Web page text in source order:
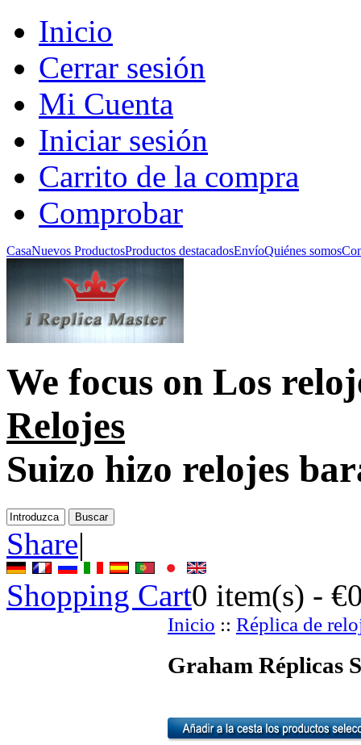
Inicio
Cerrar sesión
Mi Cuenta
Iniciar sesión
Carrito de la compra
Comprobar
CasaNuevos ProductosProductos destacadosEnvíoQuiénes somos
We focus on Los
Relojes
Suizo hizo relojes
Share|
Shopping Cart0 item(s) -
Inicio :: Réplica de
Graham Réplicas